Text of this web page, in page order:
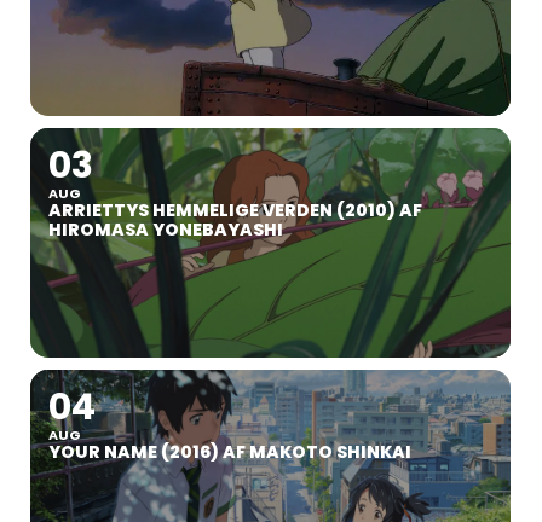
03
AUG
ARRIETTYS HEMMELIGE VERDEN (2010) AF
HIROMASA YONEBAYASHI
04
AUG
YOUR NAME (2016) AF MAKOTO SHINKAI